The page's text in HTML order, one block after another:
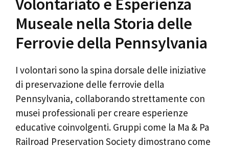
Museale nella Storia delle
Ferrovie della Pennsylvania
I volontari sono la spina dorsale delle iniziative
di preservazione delle ferrovie della
Pennsylvania, collaborando strettamente con
musei professionali per creare esperienze
educative coinvolgenti. Gruppi come la Ma & Pa
Railroad Preservation Society dimostrano come